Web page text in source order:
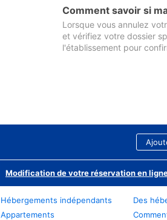
Comment savoir si
Lorsque vous annulez
et vérifiez votre dossier
l'établissement pour
Modification de votre réservation en
Hébergements indépendants
Appartements
Des